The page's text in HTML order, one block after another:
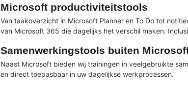
Microsoft productiviteitstools
Van taakoverzicht in Microsoft Planner en To Do tot
van Microsoft 365 die dagelijks het verschil maken.
Samenwerkingstools buiten
Naast Microsoft bieden wij trainingen in veelgebruikte
en direct toepasbaar in uw dagelijkse werkprocessen.